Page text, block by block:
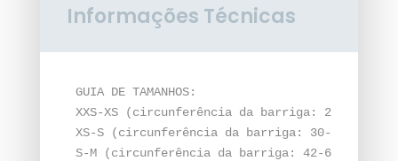
Informações Técnicas
GUIA DE TAMANHOS:
XXS-XS (circunferência da barriga: 20-32 cm /
XS-S (circunferência da barriga: 30-44 cm /
S-M (circunferência da barriga: 42-60 cm / 15